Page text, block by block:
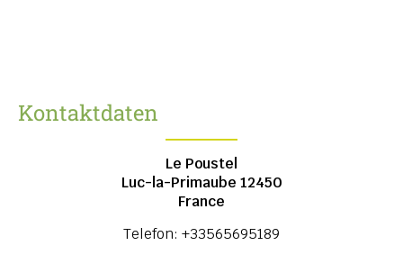
Kontaktdaten
Le Poustel
Luc-la-Primaube 12450
France
Telefon: +33565695189